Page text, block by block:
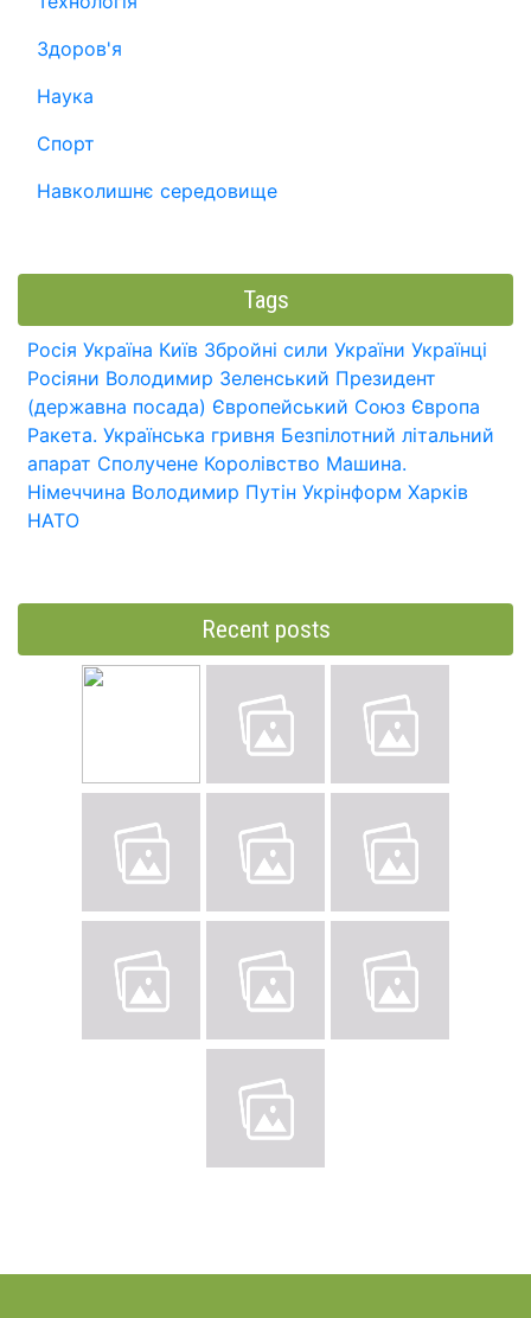
Здоров'я
Наука
Спорт
Навколишнє середовище
Tags
Росія Україна Київ Збройні сили України Українці
Росіяни Володимир Зеленський Президент
(державна посада) Європейський Союз Європа
Ракета. Українська гривня Безпілотний літальний
апарат Сполучене Королівство Машина.
Німеччина Володимир Путін Укрінформ Харків
НАТО
Recent posts